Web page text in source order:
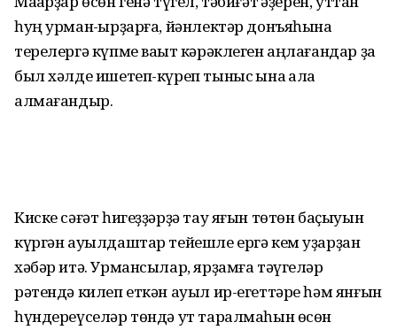
һуң урман-ҡырҙарға, йәнлектәр донъяһына
терелергә күпме ваҡыт кәрәклеген аңлағандар ҙа
был хәлде ишетеп-күреп тыныс ҡына ҡала
алмағандыр.
Киске сәғәт һигеҙҙәрҙә тау яғын төтөн баҫыуын
күргән ауылдаштар тейешле ергә кем уҙарҙан
хәбәр итә. Урмансылар, ярҙамға тәүгеләр
рәтендә килеп еткән ауыл ир-егеттәре һәм янғын
һүндереүселәр төндә ут таралмаһын өсөн